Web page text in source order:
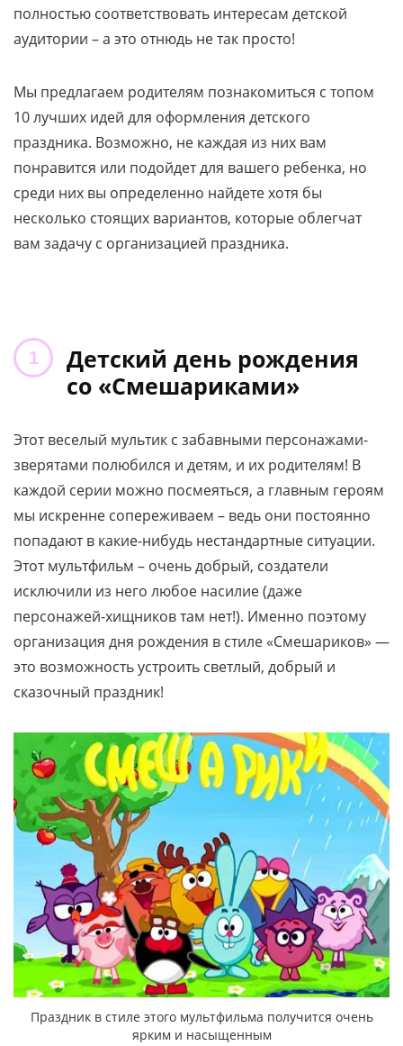
полностью соответствовать интересам детской
аудитории – а это отнюдь не так просто!
Мы предлагаем родителям познакомиться с топом
10 лучших идей для оформления детского
праздника. Возможно, не каждая из них вам
понравится или подойдет для вашего ребенка, но
среди них вы определенно найдете хотя бы
несколько стоящих вариантов, которые облегчат
вам задачу с организацией праздника.
Детский день рождения
со «Смешариками»
Этот веселый мультик с забавными персонажами-
зверятами полюбился и детям, и их родителям! В
каждой серии можно посмеяться, а главным героям
мы искренне сопереживаем – ведь они постоянно
попадают в какие-нибудь нестандартные ситуации.
Этот мультфильм – очень добрый, создатели
исключили из него любое насилие (даже
персонажей-хищников там нет!). Именно поэтому
организация дня рождения в стиле «Смешариков» —
это возможность устроить светлый, добрый и
сказочный праздник!
Праздник в стиле этого мультфильма получится очень
ярким и насыщенным